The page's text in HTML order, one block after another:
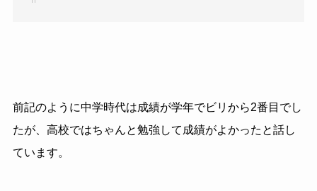
前記のように中学時代は成績が学年でビリから2番目でし
たが、高校ではちゃんと勉強して成績がよかったと話し
ています。